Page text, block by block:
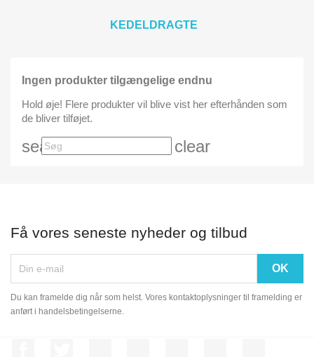
KEDELDRAGTE
Ingen produkter tilgængelige endnu
Hold øje! Flere produkter vil blive vist her efterhånden som
de bliver tilføjet.
search clear
Få vores seneste nyheder og tilbud
Du kan framelde dig når som helst. Vores kontaktoplysninger til framelding er
anført i handelsbetingelserne.